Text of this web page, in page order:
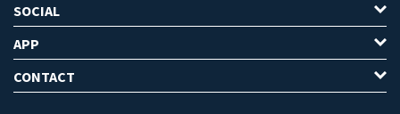
SOCIAL
APP
CONTACT